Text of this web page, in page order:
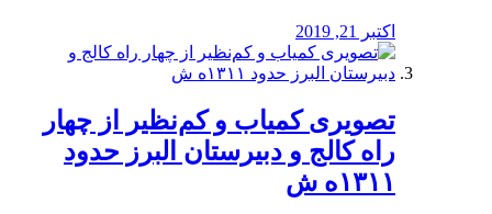
اکتبر 21, 2019
️تصویری کمیاب و کم‌نظیر از چهار
راه كالج و دبيرستان البرز حدود
۱۳۱۱ه ش